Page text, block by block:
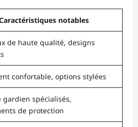
notables
de haute qualité, designs
confortable, options stylées
gardien spécialisés,
de protection